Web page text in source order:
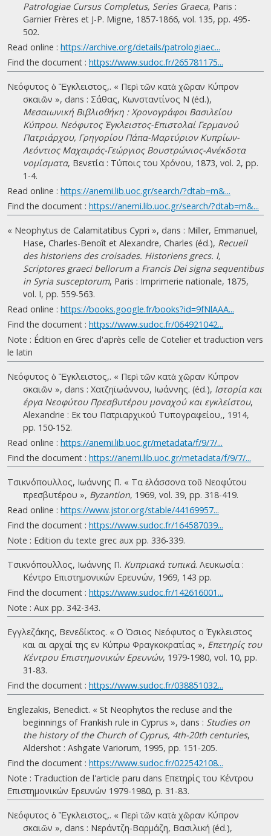
Patrologiae Cursus Completus, Series Graeca, Paris :
Garnier Frères et J-P. Migne, 1857-1866, vol. 135, pp. 495-
502.
Read online : https://archive.org/details/patrologiaec...
Find the document : https://www.sudoc.fr/265781175...
Νεόφυτος ὁ Ἔγκλειστος,. « Περὶ τῶν κατὰ χῶραν Κύπρον
σκαιῶν », dans : Σάθας, Κωνσταντίνος Ν (éd.),
Μεσαιωνική Βιβλιοθήκη : Χρονογράφοι Βασιλείου
Κύπρου. Νεόφυτος Έγκλειστος-Επιστολαί Γερμανού
Πατριάρχου, Γρηγορίου Πάπα-Μαρτύριον Κυπρίων-
Λεόντιος Μαχαιράς-Γεώργιος Βουστρώνιος-Ανέκδοτα
νομίσματα, Βενετία : Τύποις του Χρόνου, 1873, vol. 2, pp.
1-4.
Read online : https://anemi.lib.uoc.gr/search/?dtab=m&...
Find the document : https://anemi.lib.uoc.gr/search/?dtab=m&...
« Neophytus de Calamitatibus Cypri », dans : Miller, Emmanuel,
Hase, Charles-Benoît et Alexandre, Charles (éd.), Recueil
des historiens des croisades. Historiens grecs. I,
Scriptores graeci bellorum a Francis Dei signa sequentibus
in Syria susceptorum, Paris : Imprimerie nationale, 1875,
vol. I, pp. 559-563.
Read online : https://books.google.fr/books?id=9fNlAAA...
Find the document : https://www.sudoc.fr/064921042...
Note : Édition en Grec d'après celle de Cotelier et traduction vers
le latin
Νεόφυτος ὁ Ἔγκλειστος,. « Περὶ τῶν κατὰ χῶραν Κύπρον
σκαιῶν », dans : Χατζηϊωάννου, Ιωάννης. (éd.), Ιστορία και
έργα Νεοφύτου Πρεσβυτέρου μοναχού και εγκλείστου,
Alexandrie : Εκ του Πατριαρχικού Τυπογραφείου,, 1914,
pp. 150-152.
Read online : https://anemi.lib.uoc.gr/metadata/f/9/7/...
Find the document : https://anemi.lib.uoc.gr/metadata/f/9/7/...
Τσικνόπουλλος, Ιωάννης Π. « Τα ἐλάσσονα τοῦ Νεοφύτου
πρεσβυτέρου », Byzantion, 1969, vol. 39, pp. 318-419.
Read online : https://www.jstor.org/stable/44169957...
Find the document : https://www.sudoc.fr/164587039...
Note : Edition du texte grec aux pp. 336-339.
Τσικνόπουλλος, Ιωάννης Π. Κυπριακά τυπικά. Λευκωσία :
Κέντρο Επιστημονικών Ερευνών, 1969, 143 pp.
Find the document : https://www.sudoc.fr/142616001...
Note : Aux pp. 342-343.
Εγγλεζάκης, Βενεδίκτος. « Ο Όσιος Νεόφυτος ο Έγκλειστος
και αι αρχαί της εν Κύπρω Φραγκοκρατίας », Επετηρίς του
Κέντρου Επιστημονικών Ερευνών, 1979-1980, vol. 10, pp.
31-83.
Find the document : https://www.sudoc.fr/038851032...
Englezakis, Benedict. « St Neophytos the recluse and the
beginnings of Frankish rule in Cyprus », dans : Studies on
the history of the Church of Cyprus, 4th-20th centuries,
Aldershot : Ashgate Variorum, 1995, pp. 151-205.
Find the document : https://www.sudoc.fr/022542108...
Note : Traduction de l'article paru dans Επετηρίς του Κέντρου
Επιστημονικών Ερευνών 1979-1980, p. 31-83.
Νεόφυτος ὁ Ἔγκλειστος,. « Περὶ τῶν κατὰ χῶραν Κύπρον
σκαιῶν », dans : Νεράντζη-Βαρμάζη, Βασιλική (éd.),